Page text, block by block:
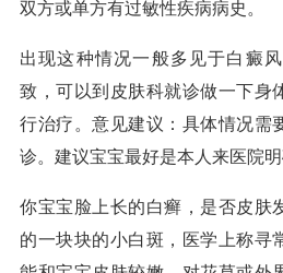
双方或单方有过敏性疾病病史。
出现这种情况一般多见于白癜
致，可以到皮肤科就诊做一下身
行治疗。意见建议：具体情况需
诊。建议宝宝最好是本人来医院明
你宝宝脸上长的白癣，是否皮肤
的一块块的小白斑，医学上称寻